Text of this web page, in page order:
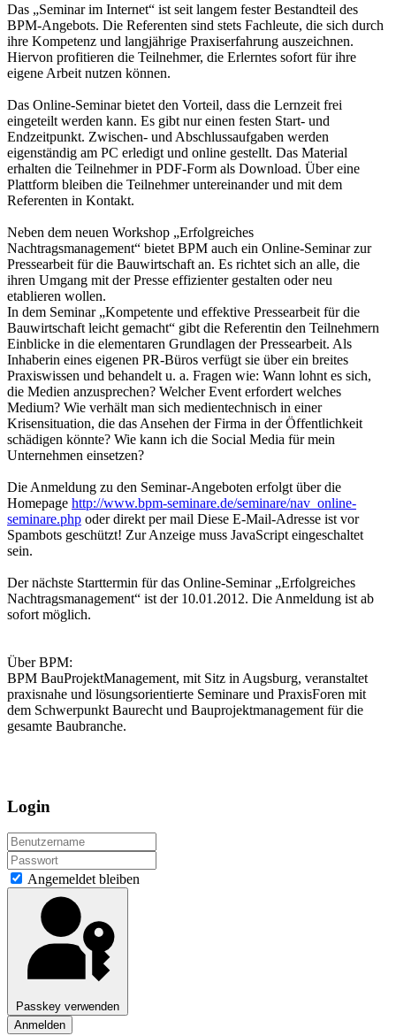
Das „Seminar im Internet“ ist seit langem fester Bestandteil des
BPM-Angebots. Die Referenten sind stets Fachleute, die sich durch
ihre Kompetenz und langjährige Praxiserfahrung auszeichnen.
Hiervon profitieren die Teilnehmer, die Erlerntes sofort für ihre
eigene Arbeit nutzen können.
Das Online-Seminar bietet den Vorteil, dass die Lernzeit frei
eingeteilt werden kann. Es gibt nur einen festen Start- und
Endzeitpunkt. Zwischen- und Abschlussaufgaben werden
eigenständig am PC erledigt und online gestellt. Das Material
erhalten die Teilnehmer in PDF-Form als Download. Über eine
Plattform bleiben die Teilnehmer untereinander und mit dem
Referenten in Kontakt.
Neben dem neuen Workshop „Erfolgreiches
Nachtragsmanagement“ bietet BPM auch ein Online-Seminar zur
Pressearbeit für die Bauwirtschaft an. Es richtet sich an alle, die
ihren Umgang mit der Presse effizienter gestalten oder neu
etablieren wollen.
In dem Seminar „Kompetente und effektive Pressearbeit für die
Bauwirtschaft leicht gemacht“ gibt die Referentin den Teilnehmern
Einblicke in die elementaren Grundlagen der Pressearbeit. Als
Inhaberin eines eigenen PR-Büros verfügt sie über ein breites
Praxiswissen und behandelt u. a. Fragen wie: Wann lohnt es sich,
die Medien anzusprechen? Welcher Event erfordert welches
Medium? Wie verhält man sich medientechnisch in einer
Krisensituation, die das Ansehen der Firma in der Öffentlichkeit
schädigen könnte? Wie kann ich die Social Media für mein
Unternehmen einsetzen?
Die Anmeldung zu den Seminar-Angeboten erfolgt über die
Homepage http://www.bpm-seminare.de/seminare/nav_online-
seminare.php oder direkt per mail Diese E-Mail-Adresse ist vor
Spambots geschützt! Zur Anzeige muss JavaScript eingeschaltet
sein.
Der nächste Starttermin für das Online-Seminar „Erfolgreiches
Nachtragsmanagement“ ist der 10.01.2012. Die Anmeldung ist ab
sofort möglich.
Über BPM:
BPM BauProjektManagement, mit Sitz in Augsburg, veranstaltet
praxisnahe und lösungsorientierte Seminare und PraxisForen mit
dem Schwerpunkt Baurecht und Bauprojektmanagement für die
gesamte Baubranche.
Login
Angemeldet bleiben
Passkey verwenden
Anmelden